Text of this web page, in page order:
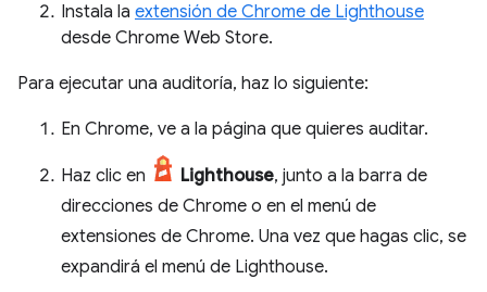
Instala la extensión de Chrome de Lighthouse
desde Chrome Web Store.
Para ejecutar una auditoría, haz lo siguiente:
En Chrome, ve a la página que quieres auditar.
Haz clic en Lighthouse, junto a la barra de
direcciones de Chrome o en el menú de
extensiones de Chrome. Una vez que hagas clic, se
expandirá el menú de Lighthouse.